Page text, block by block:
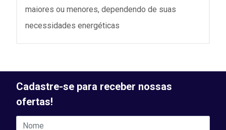
maiores ou menores, dependendo de suas
necessidades energéticas
Cadastre-se para receber nossas
ofertas!